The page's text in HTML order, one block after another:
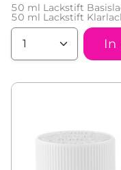
50 ml Lackstift
50 ml Lackstift
In